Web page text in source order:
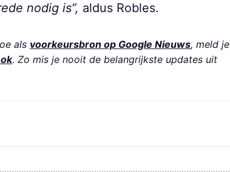
nodig is”, aldus Robles.
als voorkeursbron op Google Nieuws, meld je
. Zo mis je nooit de belangrijkste updates uit